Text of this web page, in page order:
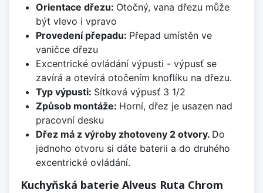
Orientace dřezu: Otočný, vana dřezu může
být vlevo i vpravo
Provedení přepadu: Přepad umístěn ve
vaničce dřezu
Excentrické ovládání výpusti - výpusť se
zavírá a otevírá otočením knoflíku na dřezu.
Typ výpusti: Sítková výpusť 3 1/2
Způsob montáže: Horní, dřez je usazen nad
pracovní desku
Dřez má z výroby zhotoveny 2 otvory. Do
jednoho otvoru si dáte baterii a do druhého
excentrické ovládání.
Kuchyňská baterie Alveus Ruta Chrom